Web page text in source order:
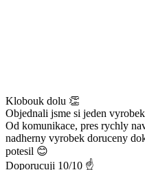
Klobouk dolu 👏
Objednali jsme si jeden
Od komunikace, pres rychly
nadherny vyrobek doruceny
potesil 😊
Doporucuji 10/10 ☝️